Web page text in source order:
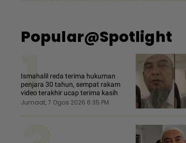
Popular@Spotlight
1
Ismahalil reda terima hukuman
penjara 30 tahun, sempat rakam
video terakhir ucap terima kasih
Jumaat, 7 Ogos 2026 6:35 PM